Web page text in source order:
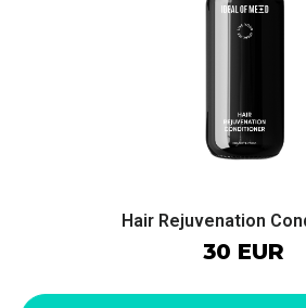
Hair Rejuvenation
30 EUR